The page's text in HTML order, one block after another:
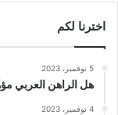
اخترنا لكم
5 نوفمبر، 2023
هل الراهن العربي
4 نوفمبر، 2023